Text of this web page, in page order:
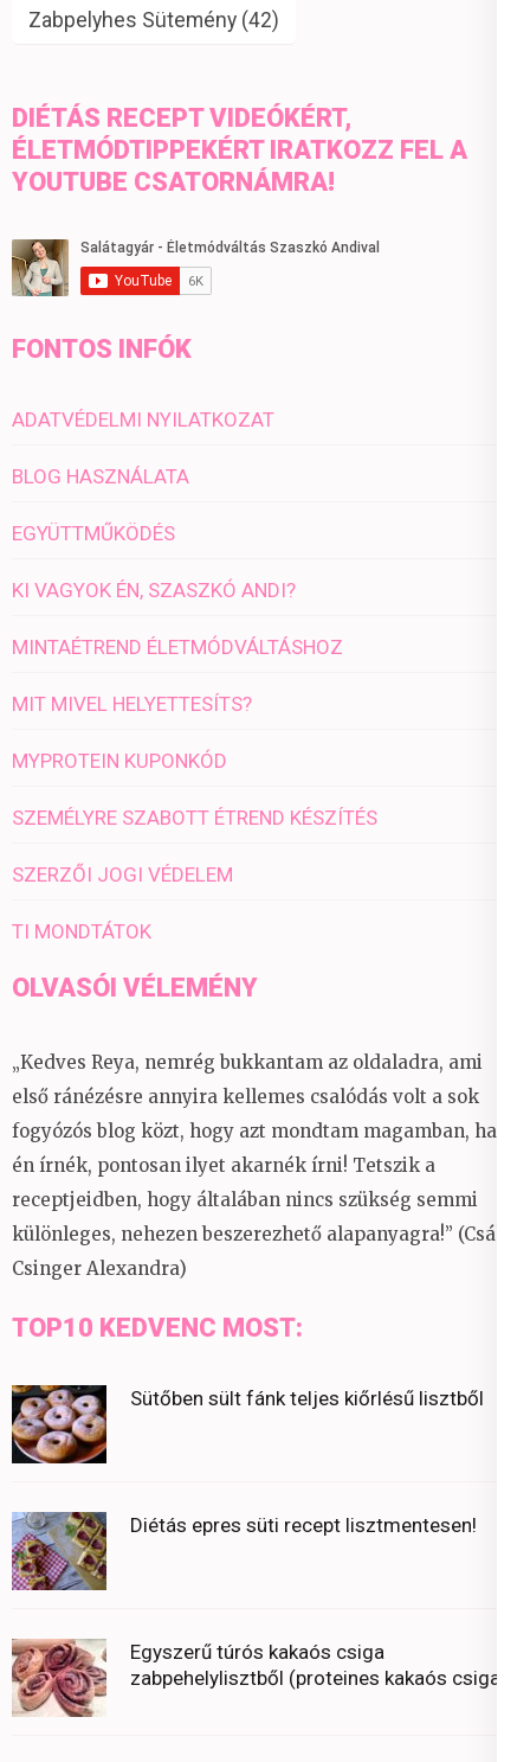
Zabpelyhes Sütemény (42)
DIÉTÁS RECEPT VIDEÓKÉRT,
ÉLETMÓDTIPPEKÉRT IRATKOZZ FEL A
YOUTUBE CSATORNÁMRA!
FONTOS INFÓK
ADATVÉDELMI NYILATKOZAT
BLOG HASZNÁLATA
EGYÜTTMŰKÖDÉS
KI VAGYOK ÉN, SZASZKÓ ANDI?
MINTAÉTREND ÉLETMÓDVÁLTÁSHOZ
MIT MIVEL HELYETTESÍTS?
MYPROTEIN KUPONKÓD
SZEMÉLYRE SZABOTT ÉTREND KÉSZÍTÉS
SZERZŐI JOGI VÉDELEM
TI MONDTÁTOK
OLVASÓI VÉLEMÉNY
„Kedves Reya, nemrég bukkantam az oldaladra, ami
első ránézésre annyira kellemes csalódás volt a sok
fogyózós blog közt, hogy azt mondtam magamban, ha
én írnék, pontosan ilyet akarnék írni! Tetszik a
receptjeidben, hogy általában nincs szükség semmi
különleges, nehezen beszerezhető alapanyagra!” (Csáky
Csinger Alexandra)
TOP10 KEDVENC MOST:
Sütőben sült fánk teljes kiőrlésű lisztből
Diétás epres süti recept lisztmentesen!
Egyszerű túrós kakaós csiga
zabpehelylisztből (proteines kakaós csiga)